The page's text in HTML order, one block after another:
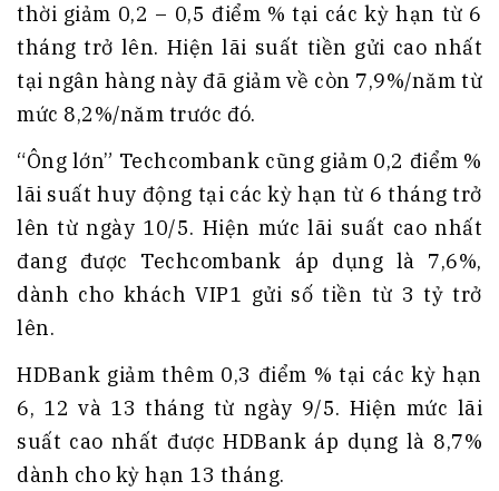
thời giảm 0,2 – 0,5 điểm % tại các kỳ hạn từ 6
tháng trở lên. Hiện lãi suất tiền gửi cao nhất
tại ngân hàng này đã giảm về còn 7,9%/năm từ
mức 8,2%/năm trước đó.
“Ông lớn” Techcombank cũng giảm 0,2 điểm %
lãi suất huy động tại các kỳ hạn từ 6 tháng trở
lên từ ngày 10/5. Hiện mức lãi suất cao nhất
đang được Techcombank áp dụng là 7,6%,
dành cho khách VIP1 gửi số tiền từ 3 tỷ trở
lên.
HDBank giảm thêm 0,3 điểm % tại các kỳ hạn
6, 12 và 13 tháng từ ngày 9/5. Hiện mức lãi
suất cao nhất được HDBank áp dụng là 8,7%
dành cho kỳ hạn 13 tháng.